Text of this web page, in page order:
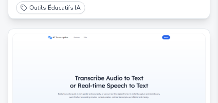
Outils Éducatifs IA